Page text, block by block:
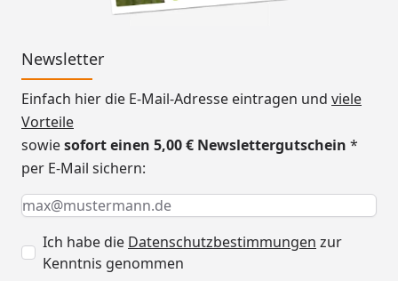
Newsletter
Einfach hier die E-Mail-Adresse eintragen und viele
Vorteile
sowiesofort einen 5,00 € Newslettergutschein *
per E-Mail sichern:
Keine Eingabe erforderlich
Eingabe erforderlich
E-Mail *
Ich habe die Datenschutzbestimmungen zur
Kenntnis genommen